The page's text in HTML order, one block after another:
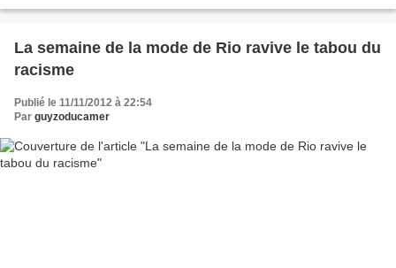
La semaine de la mode de Rio ravive le tabou du
racisme
Publié le 11/11/2012 à 22:54
Par guyzoducamer